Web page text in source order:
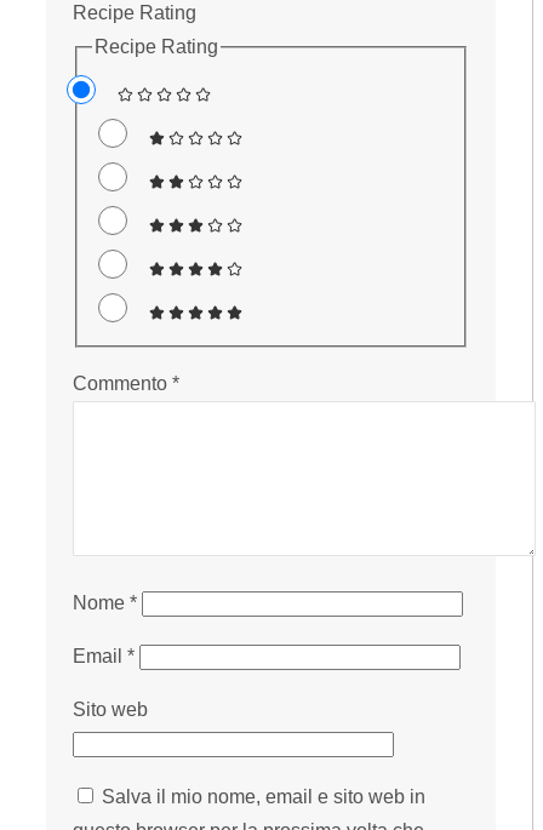
Recipe Rating
Recipe Rating
Commento*
Nome*
Email*
Sito web
Salva il mio nome, email e sito web in